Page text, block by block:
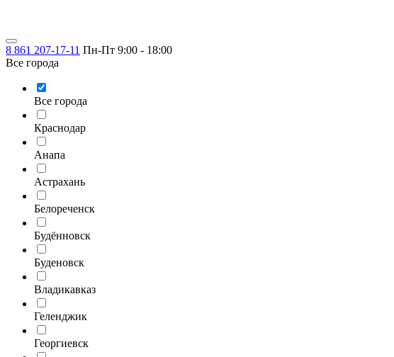
8 861 207-17-11 Пн-Пт 9:00 - 18:00
Все города
Все города
Краснодар
Анапа
Астрахань
Белореченск
Будённовск
Буденовск
Владикавказ
Геленджик
Георгиевск